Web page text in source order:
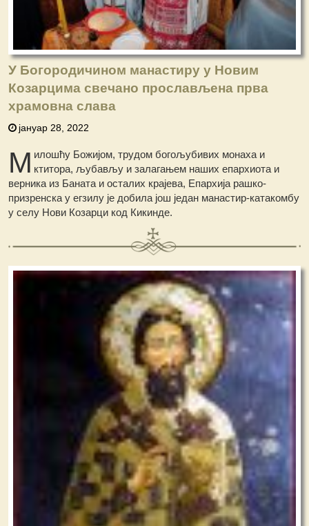
У Богородичином манастиру у Новим
Козарцима свечано прослављена прва
храмовна слава
јануар 28, 2022
М илошћу Божијом, трудом богољубивих монаха и
ктитора, љубављу и залагањем наших епархиота и
верника из Баната и осталих крајева, Епархија рашко-
призренска у егзилу је добила још један манастир-катакомбу
у селу Нови Козарци код Кикинде.